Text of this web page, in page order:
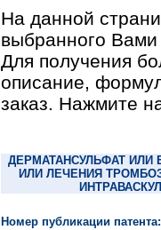
На данной
выбранного Вами
Для получения
описание,
заказ. Нажмите
ДЕРМАТАНСУЛЬФАТ
ИЛИ ЛЕЧЕНИЯ
Номер публикации